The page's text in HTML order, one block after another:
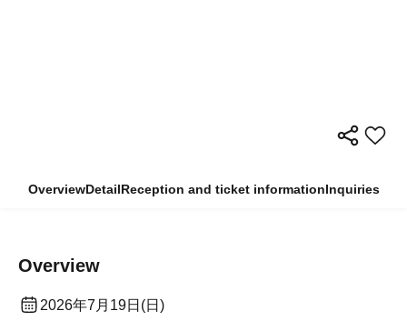
OverviewDetailReception and ticket informationInquiries
Overview
2026年7月19日(日)